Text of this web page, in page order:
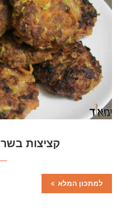
קציצות בשר
למתכון המלא